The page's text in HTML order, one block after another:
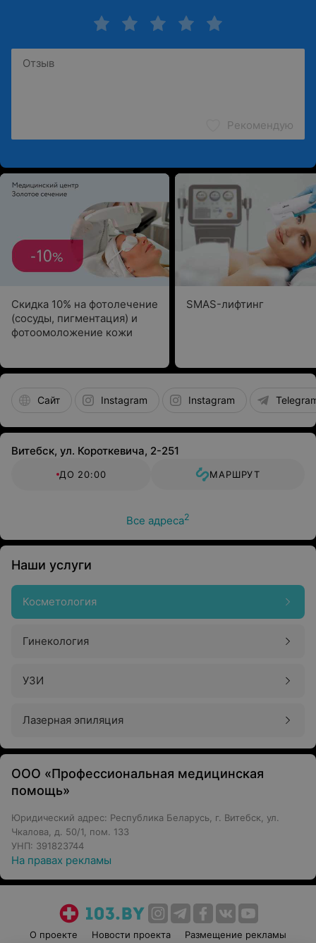
Рекомендую
Скидка 10% на фотолечение
(сосуды, пигментация) и
фотоомоложение кожи
SMAS-лифтинг
Сайт Instagram Instagram
Витебск, ул. Короткевича, 2-251
ДО 20:00 МАРШРУТ
Все адреса2
Наши услуги
Косметология
Гинекология
УЗИ
Лазерная эпиляция
ООО «Профессиональная медицинская
помощь»
Юридический адрес: Республика Беларусь, г. Витебск, ул.
Чкалова, д. 50/1, пом. 133
УНП: 391823744
На правах рекламы
О проекте Новости проекта Размещение рекламы